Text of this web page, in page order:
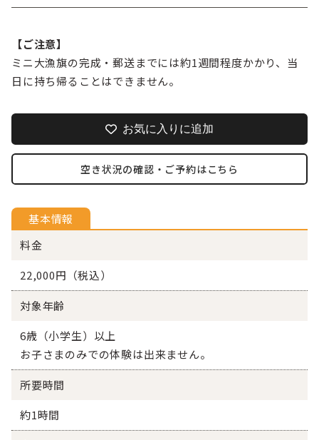
【ご注意】
ミニ大漁旗の完成・郵送までには約1週間程度かかり、当
日に持ち帰ることはできません。
お気に入りに追加
空き状況の確認・ご予約はこちら
基本情報
料金
22,000円（税込）
対象年齢
6歳（小学生）以上
お子さまのみでの体験は出来ません。
所要時間
約1時間